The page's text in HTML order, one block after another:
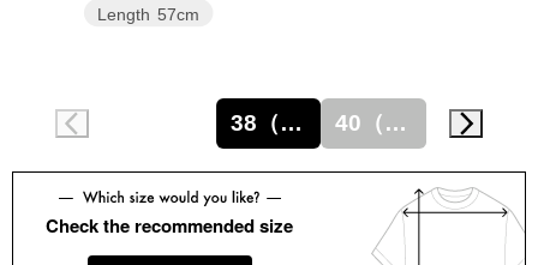
サンダル
その他
Length 57cm
38（M） 40（L）
Check the recommended size